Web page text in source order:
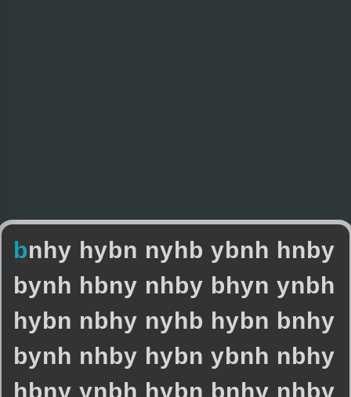
bn hy hy bn ny h b y bn h hn by
byn h h bny n h by b hyn yn b h
hy bn n b hy ny h b hy bn bn hy
byn h n h by hy bn y bn h n b hy
h bny yn b h hy bn bn hy n h by